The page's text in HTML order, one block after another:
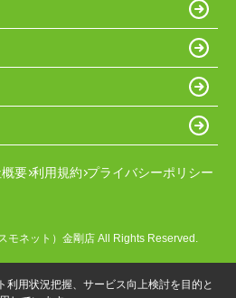
要 利用規約 プライバシーポリシー
モネット）金剛店 All Rights Reserved.
利用状況把握、サービス向上検討を目的と